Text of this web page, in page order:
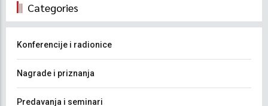
Categories
Konferencije i radionice
Nagrade i priznanja
Predavanja i seminari